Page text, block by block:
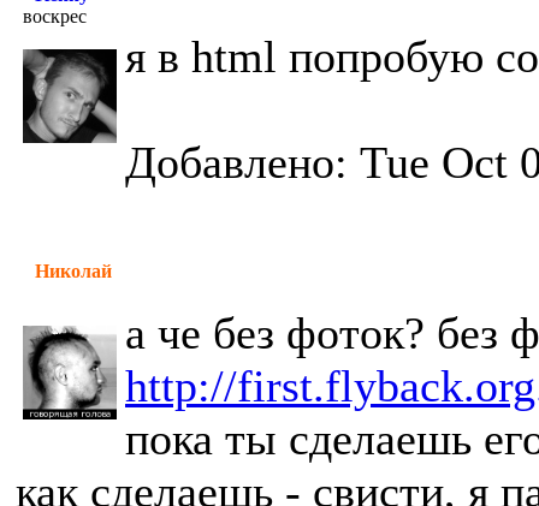
воскрес
я в html попробую
Добавлено: Tue Oct
Николай
а че без фоток? без
http://
пока ты сделаешь
как сделаешь - свисти, я